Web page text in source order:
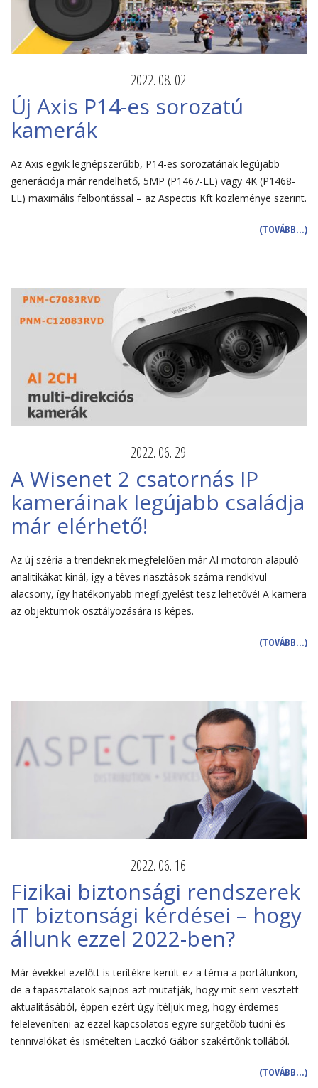
2022. 08. 02.
Új Axis P14-es sorozatú
kamerák
Az Axis egyik legnépszerűbb, P14-es sorozatának legújabb
generációja már rendelhető, 5MP (P1467-LE) vagy 4K (P1468-
LE) maximális felbontással – az Aspectis Kft közleménye szerint.
(TOVÁBB…)
2022. 06. 29.
A Wisenet 2 csatornás IP
kameráinak legújabb családja
már elérhető!
Az új széria a trendeknek megfelelően már AI motoron alapuló
analitikákat kínál, így a téves riasztások száma rendkívül
alacsony, így hatékonyabb megfigyelést tesz lehetővé! A kamera
az objektumok osztályozására is képes.
(TOVÁBB…)
2022. 06. 16.
Fizikai biztonsági rendszerek
IT biztonsági kérdései – hogy
állunk ezzel 2022-ben?
Már évekkel ezelőtt is terítékre került ez a téma a portálunkon,
de a tapasztalatok sajnos azt mutatják, hogy mit sem vesztett
aktualitásából, éppen ezért úgy ítéljük meg, hogy érdemes
feleleveníteni az ezzel kapcsolatos egyre sürgetőbb tudni és
tennivalókat és ismételten Laczkó Gábor szakértőnk tollából.
(TOVÁBB…)